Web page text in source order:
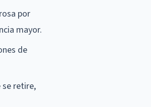
por
mayor.
de
se retire,